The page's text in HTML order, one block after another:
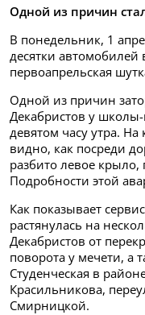
Одной из причин
В понедельник, 1
десятки автомобилей
первоапрельская
Одной из причин
Декабристов у школы-
девятом часу утра.
видно, как посреди
разбито левое
Подробности этой
Как показывает
растянулась на
Декабристов от
поворота у мечети, а
Студенческая в
Красильникова,
Смирницкой.